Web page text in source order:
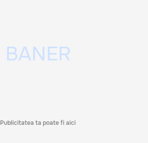
Publicitatea ta poate fi aici